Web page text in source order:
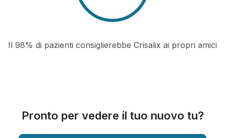
Il 98% di pazienti consiglierebbe Crisalix ai propri amici
Pronto per vedere il tuo nuovo tu?